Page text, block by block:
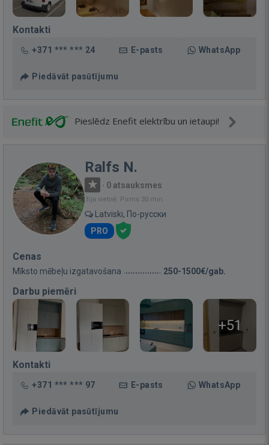
Kontakti
+371 *** *** 24 E-pasts WhatsApp
Piedāvāt pasūtījumu
Pieslēdz Enefit elektrību un ietaupi!
Ralfs N.
· 0 atsauksmes
Bija vietnē: Pirms 30 min.
Latviski, По-русски
PRO
Cenas
Mīksto mēbeļu izgatavošana 250-1500€/gab.
Darbu piemēri
+51
Kontakti
+371 *** *** 97 E-pasts WhatsApp
Piedāvāt pasūtījumu